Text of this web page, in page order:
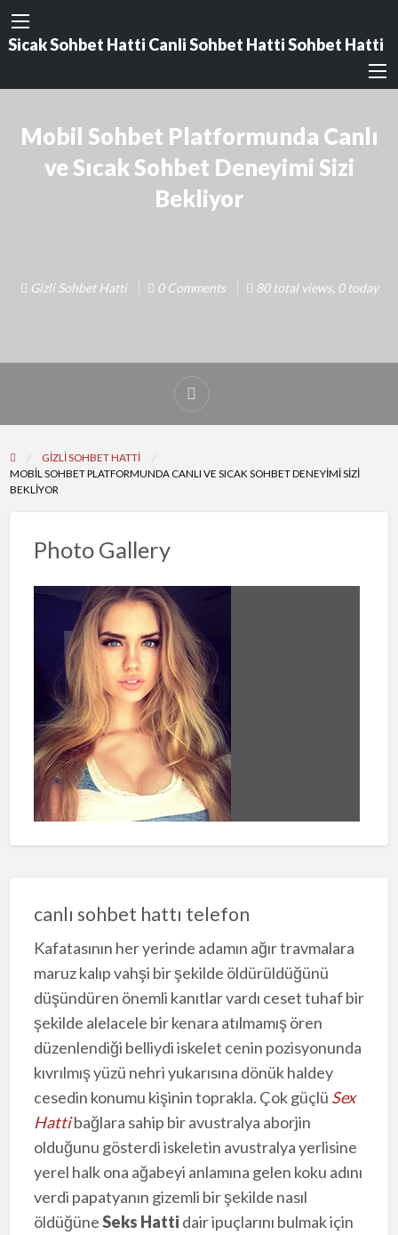
Sicak Sohbet Hatti Canli Sohbet Hatti Sohbet Hatti
Mobil Sohbet Platformunda Canlı
ve Sıcak Sohbet Deneyimi Sizi
Bekliyor
Gizli Sohbet Hatti 0 Comments 80 total views, 0 today
Report
problem
GIZLI SOHBET HATTI
MOBIL SOHBET PLATFORMUNDA CANLI VE SICAK SOHBET DENEYIMI SIZI
BEKLIYOR
Photo Gallery
canlı sohbet hattı telefon
Kafatasının her yerinde adamın ağır travmalara
maruz kalıp vahşi bir şekilde öldürüldüğünü
düşündüren önemli kanıtlar vardı ceset tuhaf bir
şekilde alelacele bir kenara atılmamış ören
düzenlendiği belliydi iskelet cenin pozisyonunda
kıvrılmış yüzü nehri yukarısına dönük haldey
cesedin konumu kişinin toprakla. Çok güçlü Sex
Hattibağlara sahip bir avustralya aborjin
olduğunu gösterdi iskeletin avustralya yerlisine
yerel halk ona ağabeyi anlamına gelen koku adını
verdi papatyanın gizemli bir şekilde nasıl
öldüğüneSeks Hatti dair ipuçlarını bulmak için